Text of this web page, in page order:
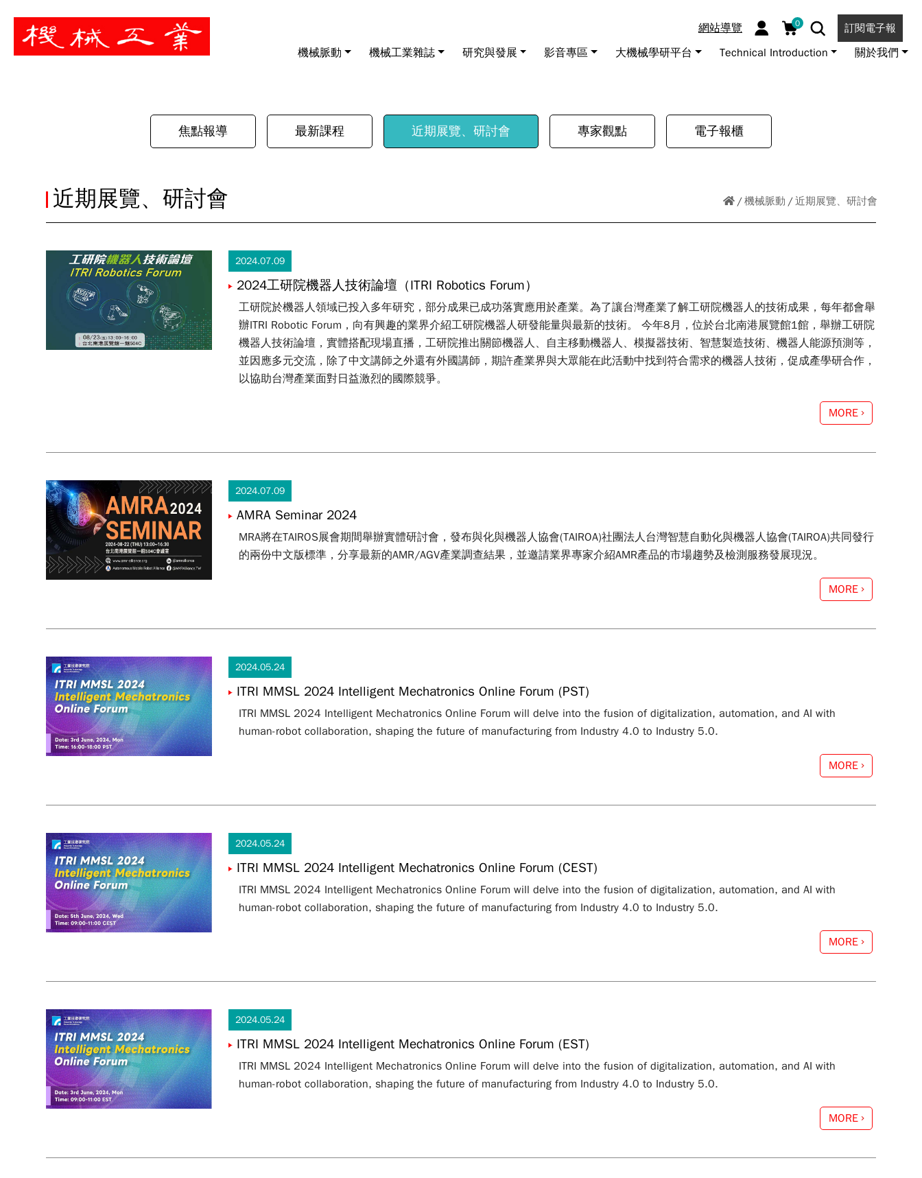
網站導覽 0 訂閱電子報
機械脈動 機械工業雜誌 研究與發展 影音專區 大機械學研平台 Technical Introduction 關於我們
暫停
焦點報導 最新課程 近期展覽、研討會 專家觀點 電子報櫃
機械脈動 近期展覽、研討會
近期展覽、研討會
2024.07.09
2024工研院機器人技術論壇（ITRI Robotics Forum）
工研院於機器人領域已投入多年研究，部分成果已成功落實應用於產業。為了讓台灣產業了解工研院機器人的技術成果，每年都會舉
辦ITRI Robotic Forum，向有興趣的業界介紹工研院機器人研發能量與最新的技術。 今年8月，位於台北南港展覽館1館，舉辦工研院
機器人技術論壇，實體搭配現場直播，工研院推出關節機器人、自主移動機器人、模擬器技術、智慧製造技術、機器人能源預測等，
並因應多元交流，除了中文講師之外還有外國講師，期許產業界與大眾能在此活動中找到符合需求的機器人技術，促成產學研合作，
以協助台灣產業面對日益激烈的國際競爭。
MORE
2024.07.09
AMRA Seminar 2024
MRA將在TAIROS展會期間舉辦實體研討會，發布與化與機器人協會(TAIROA)社團法人台灣智慧自動化與機器人協會(TAIROA)共同發行
的兩份中文版標準，分享最新的AMR/AGV產業調查結果，並邀請業界專家介紹AMR產品的市場趨勢及檢測服務發展現況。
MORE
2024.05.24
ITRI MMSL 2024 Intelligent Mechatronics Online Forum (PST)
ITRI MMSL 2024 Intelligent Mechatronics Online Forum will delve into the fusion of digitalization, automation, and AI with
human-robot collaboration, shaping the future of manufacturing from Industry 4.0 to Industry 5.0.
MORE
2024.05.24
ITRI MMSL 2024 Intelligent Mechatronics Online Forum (CEST)
ITRI MMSL 2024 Intelligent Mechatronics Online Forum will delve into the fusion of digitalization, automation, and AI with
human-robot collaboration, shaping the future of manufacturing from Industry 4.0 to Industry 5.0.
MORE
2024.05.24
ITRI MMSL 2024 Intelligent Mechatronics Online Forum (EST)
ITRI MMSL 2024 Intelligent Mechatronics Online Forum will delve into the fusion of digitalization, automation, and AI with
human-robot collaboration, shaping the future of manufacturing from Industry 4.0 to Industry 5.0.
MORE